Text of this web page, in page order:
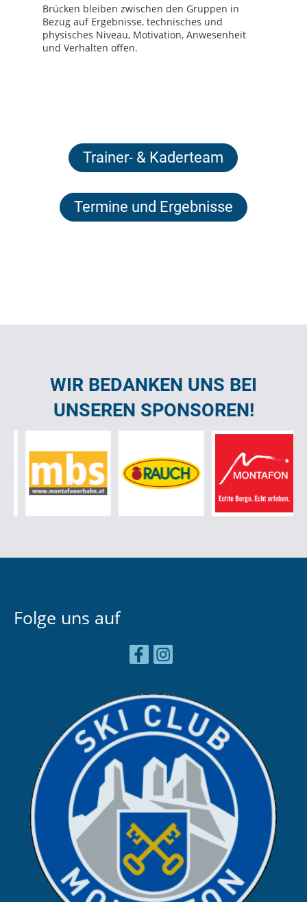
Brücken bleiben zwischen den Gruppen in
Bezug auf Ergebnisse, technisches und
physisches Niveau, Motivation, Anwesenheit
und Verhalten offen.
Trainer- & Kaderteam
Termine und Ergebnisse
WIR BEDANKEN UNS BEI
UNSEREN SPONSOREN!
Folge uns auf